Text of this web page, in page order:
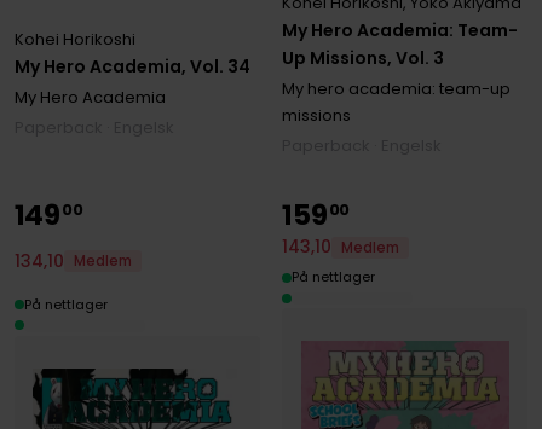
My Hero Academia, Vol. 34
Kohei Horikoshi
My Hero Academia
My Hero Academia: Team-
Up Missions, Vol. 3
My hero academia: team-up
missions
14900
134,10 Medlem
På nettlager
15900
143,10
Medlem
På nettlager